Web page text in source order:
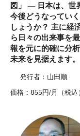
図」 ― 日本は、世
今後どうなってい
しょうか？ 主に経
ら日々の出来事を
報を元に的確に分析
未来を見据えます。
発行者：山田順
価格：855円/月（税込